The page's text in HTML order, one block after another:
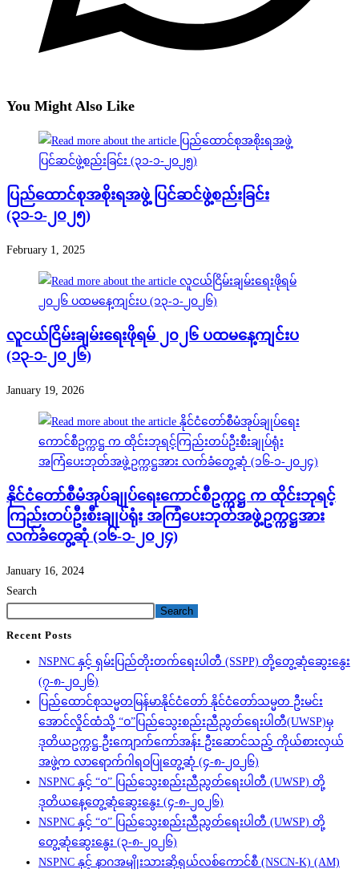
You Might Also Like
ပြည်ထောင်စုအစိုးရအဖွဲ့ ပြင်ဆင်ဖွဲ့စည်းခြင်း
(၃၁-၁-၂၀၂၅)
February 1, 2025
လူငယ်ငြိမ်းချမ်းရေးဖိုရမ် ၂၀၂၆ ပထမနေ့ကျင်းပ
(၁၃-၁-၂၀၂၆)
January 19, 2026
နိုင်ငံတော်စီမံအုပ်ချုပ်ရေးကောင်စီဥက္ကဋ္ဌ က ထိုင်းဘုရင့်
ကြည်းတပ်ဦးစီးချုပ်ရုံး အကြံပေးဘုတ်အဖွဲ့ဥက္ကဋ္ဌအား
လက်ခံတွေ့ဆုံ (၁၆-၁-၂၀၂၄)
January 16, 2024
Search
Search
Recent Posts
NSPNC နှင့် ရှမ်းပြည်တိုးတက်ရေးပါတီ (SSPP) တို့တွေ့ဆုံဆွေးနွေး
(၇-၈-၂၀၂၆)
ပြည်ထောင်စုသမ္မတမြန်မာနိုင်ငံတော် နိုင်ငံတော်သမ္မတ ဦးမင်း
အောင်လှိုင်ထံသို့ “ဝ”ပြည်သွေးစည်းညီညွတ်ရေးပါတီ(UWSP)မှ
ဒုတိယဥက္ကဋ္ဌ ဦးကျောက်ကော်အန်း ဦးဆောင်သည့် ကိုယ်စားလှယ်
အဖွဲ့က လာရောက်ဂါရဝပြုတွေ့ဆုံ (၄-၈-၂၀၂၆)
NSPNC နှင့် “ဝ” ပြည်သွေးစည်းညီညွတ်ရေးပါတီ (UWSP) တို့
ဒုတိယနေ့တွေ့ဆုံဆွေးနွေး (၄-၈-၂၀၂၆)
NSPNC နှင့် “ဝ” ပြည်သွေးစည်းညီညွတ်ရေးပါတီ (UWSP) တို့
တွေ့ဆုံဆွေးနွေး (၃-၈-၂၀၂၆)
NSPNC နှင့် နာဂအမျိုးသားဆိုရှယ်လစ်ကောင်စီ (NSCN-K) (AM)